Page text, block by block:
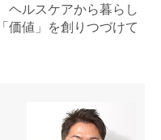
）
ヘルスケアから暮らし
価値」を創りつづけて